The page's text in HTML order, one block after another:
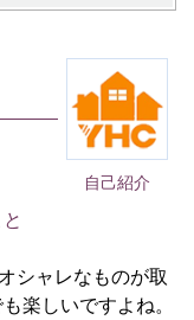
自己紹介
シャレなものが取
楽しいですよね。